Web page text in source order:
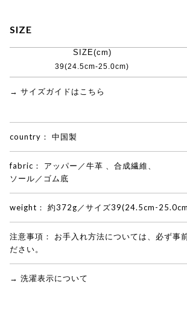
SIZE
SIZE(cm)
39(24.5cm-25.0cm)
→ サイズガイドはこちら
country： 中国製
fabric：
アッパー／牛革 、合成繊維、
ソール／ゴム底
weight： 約372g／サイズ39(24.5cm-
注意事項：
お手入れ方法については、必ず事
ださい。
→ 洗濯表示について